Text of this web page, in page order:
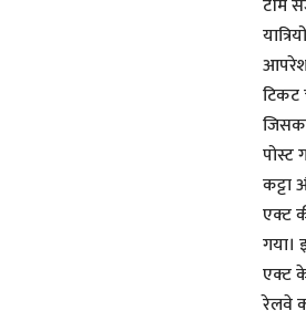
टीम
टिकट
पोस्ट
कट्टा
एक्ट
गया।
एक्ट
रेलवे